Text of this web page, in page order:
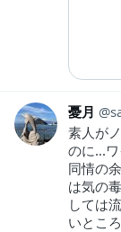
憂月
素人が
のに...
同情の
は気の
しては
いとこ